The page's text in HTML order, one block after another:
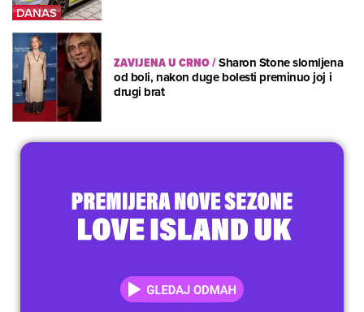
ZAVIJENA U CRNO/Sharon Stone slomljena
od boli, nakon duge bolesti preminuo joj i
drugi brat